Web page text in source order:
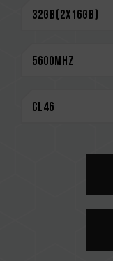
Unterstützt
Verbesserte
Plattformen
Bitte prüfen
Hersteller